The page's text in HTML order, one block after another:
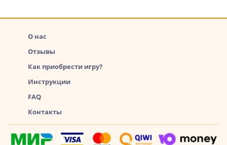
О нас
Отзывы
Как приобрести игру?
Инструкции
FAQ
Контакты